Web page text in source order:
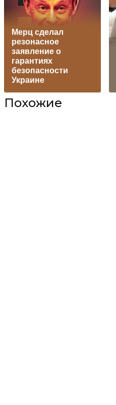
Мерц сделал
резонасное
заявление о
гарантиях
безопасности
Украине
Похожие